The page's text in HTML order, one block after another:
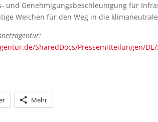
und Genehmigungsbeschleunigung für
Weichen für den Weg in die klimaneutrale
SharedDocs/Pressemitteilungen/
Mehr